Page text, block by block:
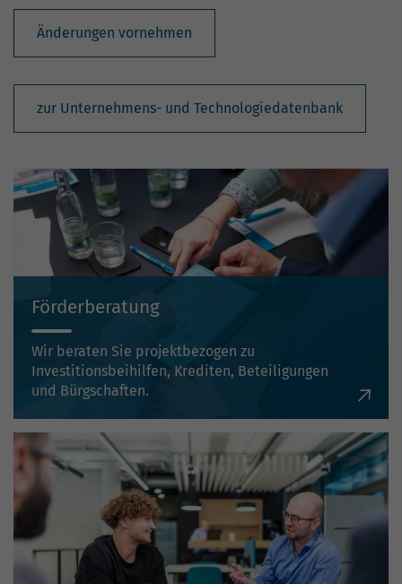
Änderungen vornehmen
zur Unternehmens- und Technologiedatenbank
Förderberatung
Wir beraten Sie projektbezogen zu
Investitionsbeihilfen, Krediten, Beteiligungen
und Bürgschaften.